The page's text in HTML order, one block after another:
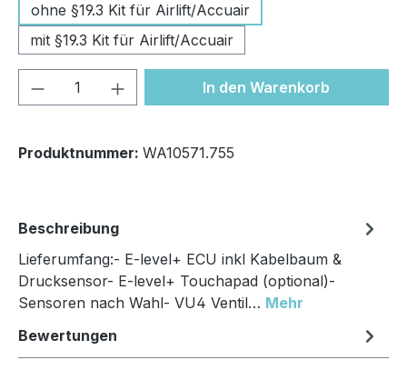
ohne §19.3 Kit für Airlift/Accuair
mit §19.3 Kit für Airlift/Accuair
Produkt Anzahl: Gib denIn den Warenkorb
Produktnummer: WA10571.755
Beschreibung
Lieferumfang:- E-level+ ECU inkl Kabelbaum &
Drucksensor- E-level+ Touchapad (optional)-
Sensoren nach Wahl- VU4 Ventil… Mehr
Bewertungen